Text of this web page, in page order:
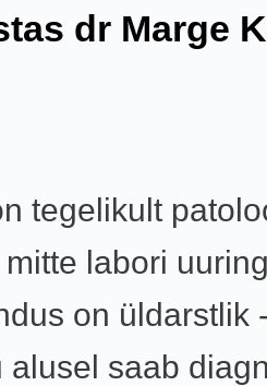
dr Marge
tegelikult
labori
on üldarstlik
alusel saab